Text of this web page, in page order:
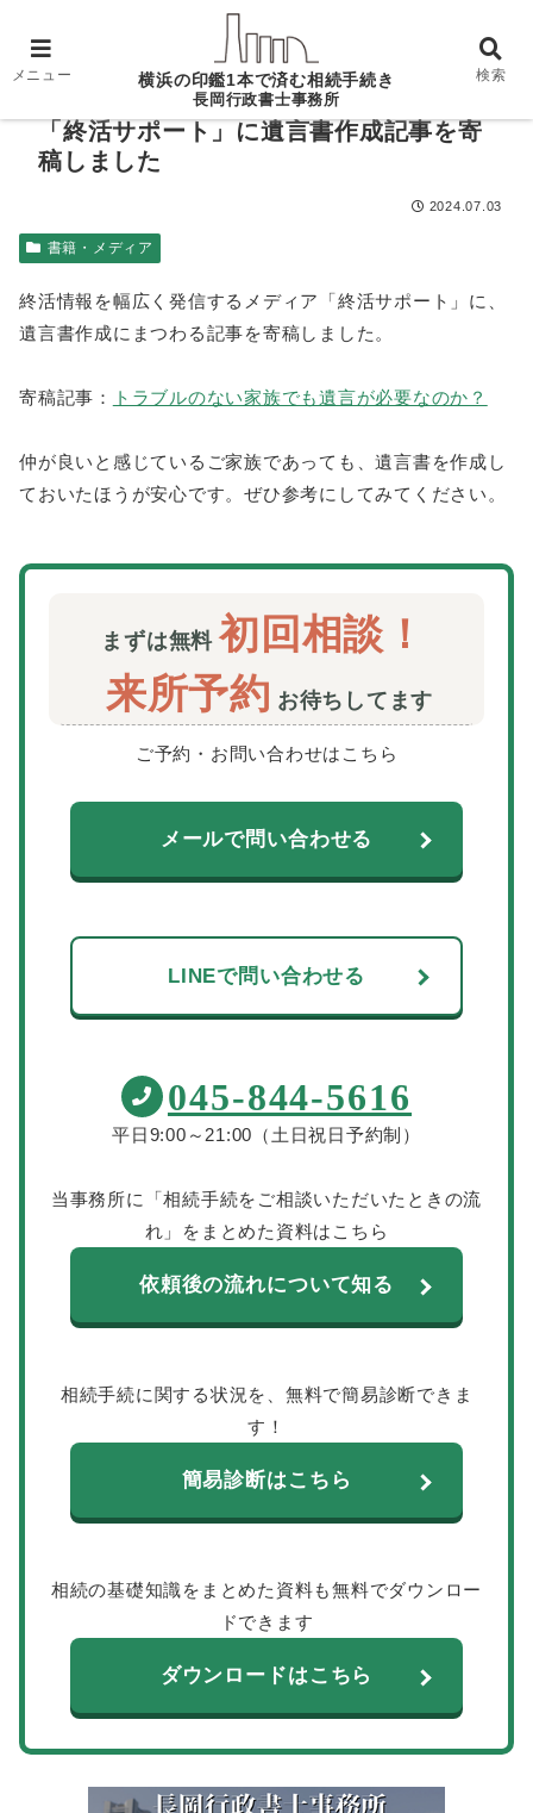
ホーム 書籍・メディア
「終活サポート」に遺言書
「終活サポート」に遺言書作成記事を寄
稿しました
2024.07.03
書籍・メディア
終活情報を幅広く発信するメディア「終活サポート」に、
遺言書作成にまつわる記事を寄稿しました。
寄稿記事： トラブルのない家族でも遺言が必要なのか？
仲が良いと感じているご家族であっても、遺言書を作成し
ておいたほうが安心です。ぜひ参考にしてみてください。
まずは無料 初回相談！
来所予約 お待ちしてます
ご予約・お問い合わせはこちら
メールで問い合わせる
LINEで問い合わせる
045-844-5616
平日9:00～21:00（土日祝日予約制）
当事務所に「相続手続をご相談いただいたときの流
れ」をまとめた資料はこちら
依頼後の流れについて知る
相続手続に関する状況を、無料で簡易診断できま
す！
簡易診断はこちら
相続の基礎知識をまとめた資料も無料でダウンロー
ドできます
ダウンロードはこちら
メニュー 横浜の印鑑1本で済む相続手続き
長岡行政書士事務所
検索